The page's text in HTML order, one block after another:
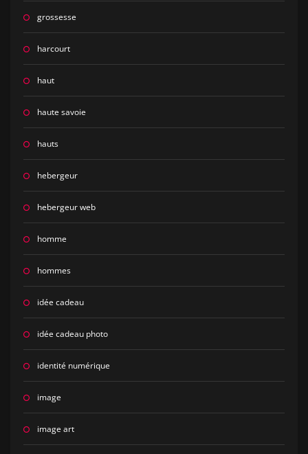
grossesse
harcourt
haut
haute savoie
hauts
hebergeur
hebergeur web
homme
hommes
idée cadeau
idée cadeau photo
identité numérique
image
image art